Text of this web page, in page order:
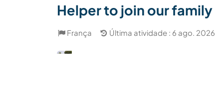
Helper to join our
França Última atividade : 6 ago. 2026